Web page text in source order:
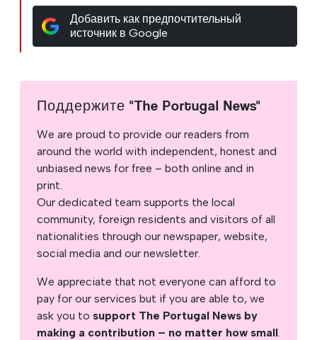
Добавить как предпочтительный
источник в Google
Поддержите "The Portugal News"
We are proud to provide our readers from
around the world with independent, honest and
unbiased news for free – both online and in
print.
Our dedicated team supports the local
community, foreign residents and visitors of all
nationalities through our newspaper, website,
social media and our newsletter.
We appreciate that not everyone can afford to
pay for our services but if you are able to, we
ask you to support The Portugal News by
making a contribution – no matter how small.